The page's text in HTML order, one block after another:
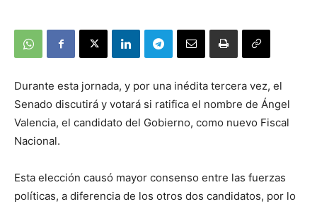
Durante esta jornada, y por una inédita tercera vez, el
Senado discutirá y votará si ratifica el nombre de Ángel
Valencia, el candidato del Gobierno, como nuevo Fiscal
Nacional.
Esta elección causó mayor consenso entre las fuerzas
políticas, a diferencia de los otros dos candidatos, por lo